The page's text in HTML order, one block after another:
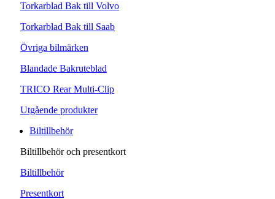
Torkarblad Bak till Volvo
Torkarblad Bak till Saab
Övriga bilmärken
Blandade Bakruteblad
TRICO Rear Multi-Clip
Utgående produkter
Biltillbehör
Biltillbehör och presentkort
Biltillbehör
Presentkort